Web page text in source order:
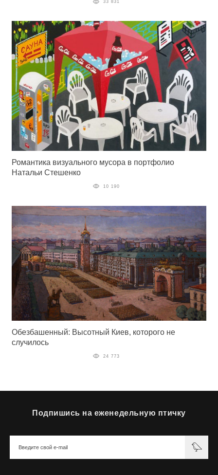
33 831
Романтика визуального мусора в портфолио
Натальи Стешенко
10 190
Обезбашенный: Высотный Киев, которого не
случилось
24 773
Подпишись на еженедельную птичку